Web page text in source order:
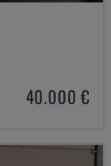
40.000 €